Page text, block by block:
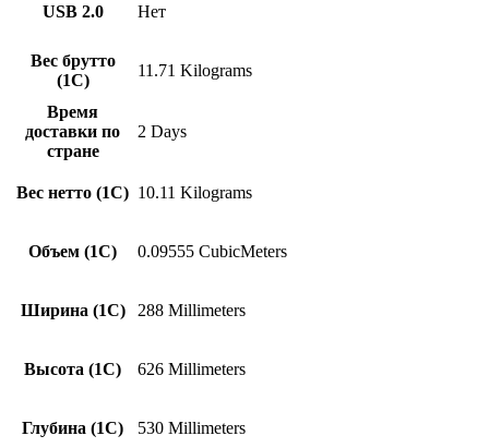
USB 2.0 Нет
Вес брутто
(1С)
11.71 Kilograms
Время
доставки по
стране
2 Days
Вес нетто (1С) 10.11 Kilograms
Объем (1С) 0.09555 CubicMeters
Ширина (1С) 288 Millimeters
Высота (1С) 626 Millimeters
Глубина (1С) 530 Millimeters